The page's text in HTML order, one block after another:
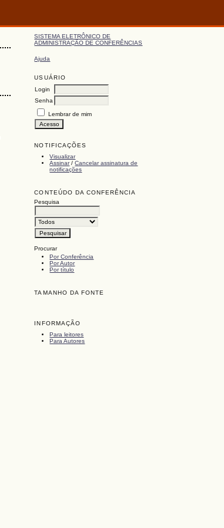
SISTEMA ELETRÔNICO DE
ADMINISTRAÇÃO DE CONFERÊNCIAS
Ajuda
USUÁRIO
Login
Senha
Lembrar de mim
NOTIFICAÇÕES
Visualizar
Assinar/Cancelar assinatura de
notificações
CONTEÚDO DA CONFERÊNCIA
Pesquisa
Procurar
Por Conferência
Por Autor
Por título
TAMANHO DA FONTE
INFORMAÇÃO
Para leitores
Para Autores